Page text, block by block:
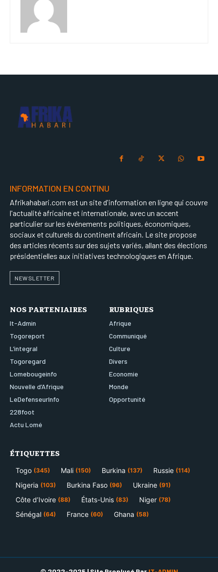
INFORMATION EN CONTINU
Afrikahabari.com est un site d'information en ligne qui couvre
l'actualité africaine et internationale, avec un accent
particulier sur les événements politiques, économiques,
sociaux et culturels du continent africain. Le site propose
des articles récents sur des sujets variés, allant des élections
présidentielles aux initiatives technologiques en Afrique.
NEWSLETTER
NOS PARTENIAIRES
It-Admin
Togoreport
L’integral
Togoregard
Lomebougeinfo
Nouvelle d’Afrique
LeDefenseurInfo
228foot
Actu Lomé
RUBRIQUES
Afrique
Communiqué
Culture
Divers
Economie
Monde
Opportunité
ÉTIQUETTES
Togo (345) Mali (150) Burkina (137) Russie (114)
Nigeria (103) Burkina Faso (96) Ukraine (91)
Côte d’Ivoire (88) États-Unis (83) Niger (78)
Sénégal (64) France (60) Ghana (58)